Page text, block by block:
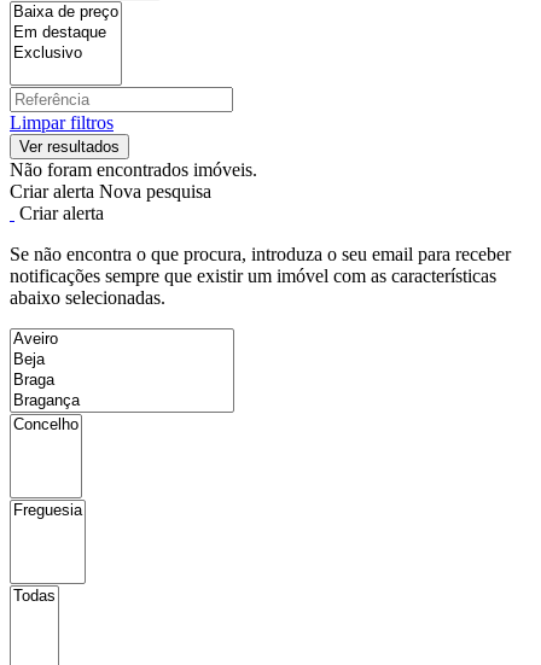
Limpar filtros
Não foram encontrados imóveis.
Criar alerta Nova pesquisa
Criar alerta
Se não encontra o que procura, introduza o seu email para receber
notificações sempre que existir um imóvel com as características
abaixo selecionadas.